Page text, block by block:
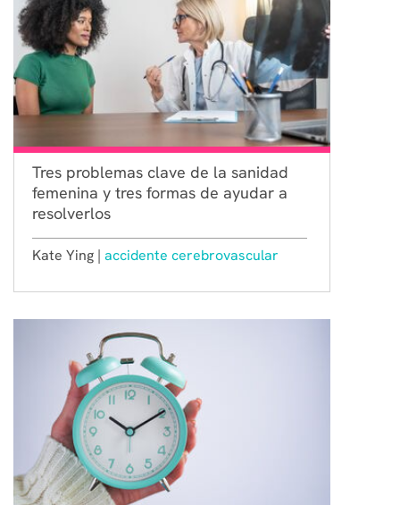
Tres problemas clave de la sanidad
femenina y tres formas de ayudar a
resolverlos
Kate Ying | accidente cerebrovascular